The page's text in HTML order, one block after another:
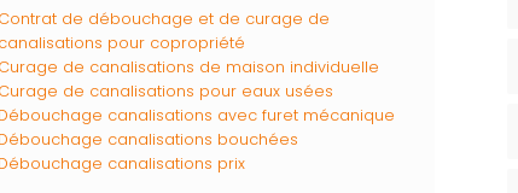
Contrat de débouchage et de curage de
canalisations pour copropriété
Curage de canalisations de maison individuelle
Curage de canalisations pour eaux usées
Débouchage canalisations avec furet mécanique
Débouchage canalisations bouchées
Débouchage canalisations prix